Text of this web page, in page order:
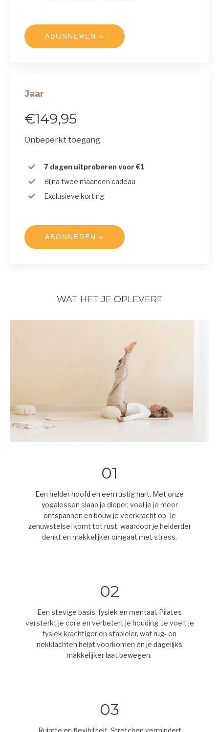
ABONNEREN »
Jaar
€149,95
Onbeperkt toegang
7 dagen uitproberen voor €1
Bijna twee maanden cadeau
Exclusieve korting
ABONNEREN »
WAT HET JE OPLEVERT
01
Een helder hoofd en een rustig hart. Met onze
yogalessen slaap je dieper, voel je je meer
ontspannen en bouw je veerkracht op. Je
zenuwstelsel komt tot rust, waardoor je helderder
denkt en makkelijker omgaat met stress.
02
Een stevige basis, fysiek en mentaal. Pilates
versterkt je core en verbetert je houding. Je voelt je
fysiek krachtiger en stabieler, wat rug- en
nekklachten helpt voorkomen en je dagelijks
makkelijker laat bewegen.
03